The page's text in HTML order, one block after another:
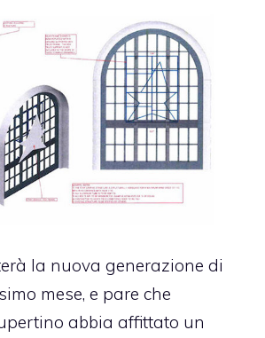
la nuova generazione di
mese, e pare che
abbia affittato un